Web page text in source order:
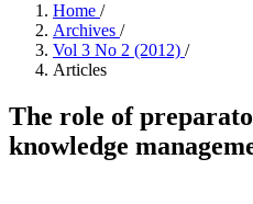
Home /
Archives /
Vol 3 No 2 (2012) /
Articles
The role of
knowledge